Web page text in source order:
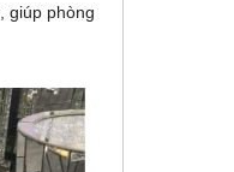
, giúp phòng